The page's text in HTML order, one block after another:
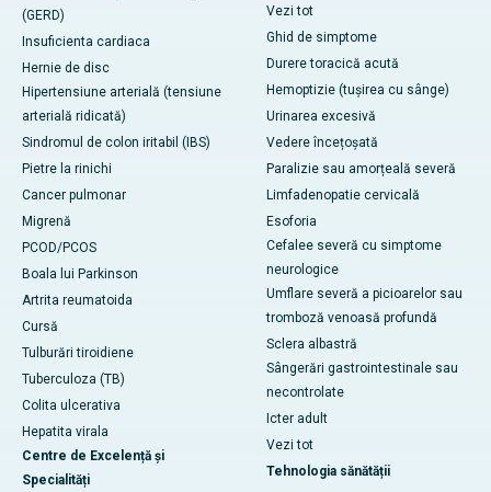
(GERD)
Insuficienta cardiaca
Hernie de disc
Hipertensiune arterială (tensiune
arterială ridicată)
Sindromul de colon iritabil (IBS)
Pietre la rinichi
Cancer pulmonar
Migrenă
PCOD/PCOS
Boala lui Parkinson
Artrita reumatoida
Cursă
Tulburări tiroidiene
Tuberculoza (TB)
Colita ulcerativa
Hepatita virala
Centre de Excelență și
Specialități
Vezi tot
Ghid de simptome
Durere toracică acută
Hemoptizie (tușirea cu sânge)
Urinarea excesivă
Vedere încețoșată
Paralizie sau amorțeală severă
Limfadenopatie cervicală
Esoforia
Cefalee severă cu simptome
neurologice
Umflare severă a picioarelor sau
tromboză venoasă profundă
Sclera albastră
Sângerări gastrointestinale sau
necontrolate
Icter adult
Vezi tot
Tehnologia sănătății